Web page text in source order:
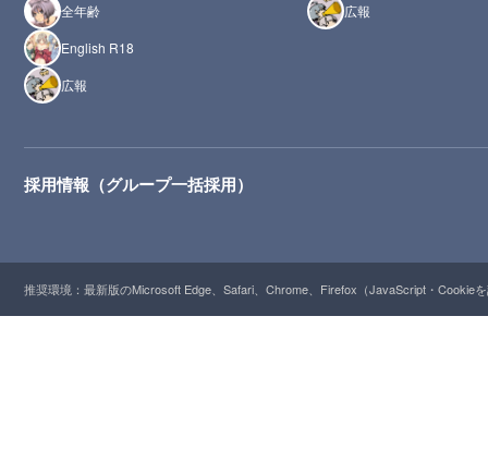
全年齢
English R18
広報
広報
採用情報（グループ一括採用）
推奨環境：最新版のMicrosoft Edge、Safari、Chrome、Firefox（JavaScript・Cookie